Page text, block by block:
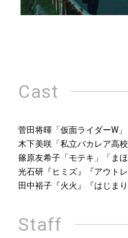
Cast
菅田将暉「仮面ライダーW
木下美咲「私立バカレア高校
篠原友希子「モテキ」「まほ
光石研『ヒミズ』『アウトレ
田中裕子『火火』『はじまり
Staff